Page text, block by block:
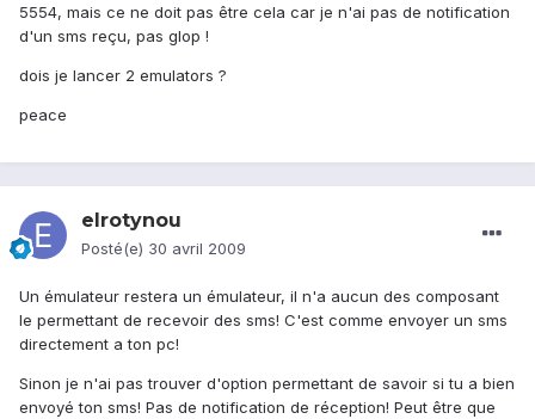
5554, mais ce ne doit pas être cela car je n'ai pas de notification
d'un sms reçu, pas glop !
dois je lancer 2 emulators ?
peace
elrotynou
Posté(e) 30 avril 2009
Un émulateur restera un émulateur, il n'a aucun des composant
le permettant de recevoir des sms! C'est comme envoyer un sms
directement a ton pc!
Sinon je n'ai pas trouver d'option permettant de savoir si tu a bien
envoyé ton sms! Pas de notification de réception! Peut être que